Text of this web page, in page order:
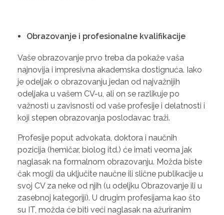
Obrazovanje i profesionalne kvalifikacije
Vaše obrazovanje prvo treba da pokaže vaša
najnovija i impresivna akademska dostignuća. Iako
je odeljak o obrazovanju jedan od najvažnijih
odeljaka u vašem CV-u, ali on se razlikuje po
važnosti u zavisnosti od vaše profesije i delatnosti i
koji stepen obrazovanja poslodavac traži.
Profesije poput advokata, doktora i naučnih
pozicija (hemičar, biolog itd.) će imati veoma jak
naglasak na formalnom obrazovanju. Možda biste
čak mogli da uključite naučne ili slične publikacije u
svoj CV za neke od njih (u odeljku Obrazovanje ili u
zasebnoj kategoriji). U drugim profesijama kao što
su IT, možda će biti veći naglasak na ažuriranim